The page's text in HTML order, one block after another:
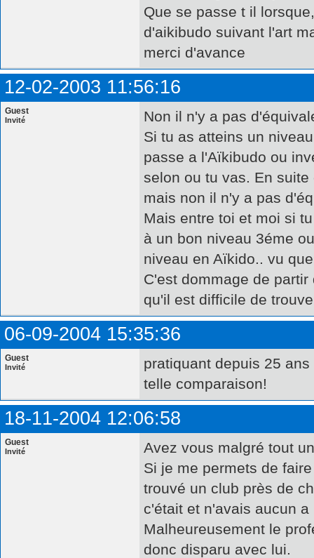
Que se passe t il
d'aikibudo suivant l'art
merci d'avance
12-02-2003 11:56:16
Guest
Invité
Non il n'y a pas
Si tu as atteins un
passe a l'Aïkibudo ou
selon ou tu vas. En
mais non il n'y a pas
Mais entre toi et moi si
à un bon niveau 3éme
niveau en Aïkido.. vu
C'est dommage de
qu'il est difficile de
06-09-2004 15:35:36
Guest
Invité
pratiquant depuis 25
telle comparaison!
18-11-2004 12:06:58
Guest
Invité
Avez vous malgré tout
Si je me permets de
trouvé un club près de
c'était et n'avais aucun
Malheureusement le
donc disparu avec lui.